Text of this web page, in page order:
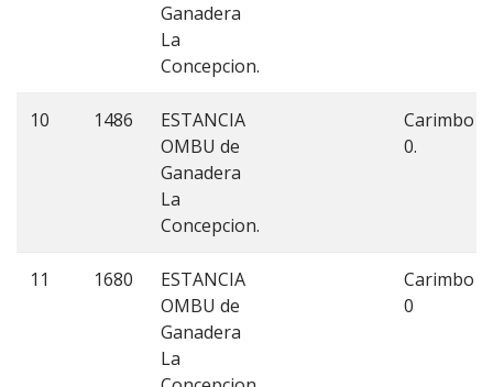
Ganadera
La
Concepcion.
10 1486
ESTANCIA
OMBU de
Ganadera
La
Concepcion.
Carimbo
0.
11 1680
ESTANCIA
OMBU de
Ganadera
La
Carimbo
0